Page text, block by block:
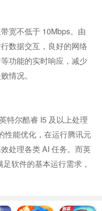
宽不低于 10Mbps。由
数据交互，良好的网络
功能的实时响应，减少
情况。
特尔酷睿 I5 及以上处理
性能优化，在运行腾讯元
处理各类 AI 任务。而英
软件的基本运行需求，